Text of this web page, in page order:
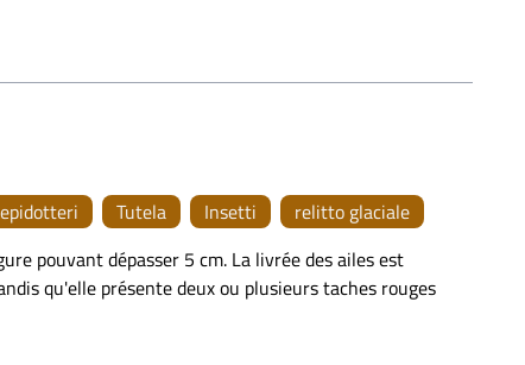
Tutela Insetti
relitto glaciale
pouvant dépasser 5 cm. La livrée des ailes est
qu'elle présente deux ou plusieurs taches rouges